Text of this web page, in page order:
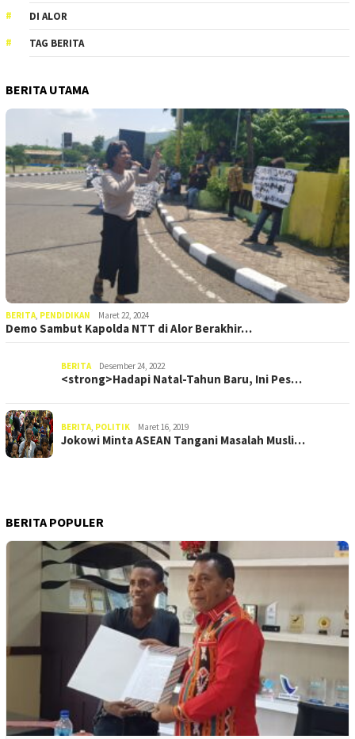
DI ALOR
TAG BERITA
BERITA UTAMA
BERITA, PENDIDIKAN Maret 22, 2024
Demo Sambut Kapolda NTT di Alor Berakhir…
BERITA Desember 24, 2022
<strong>Hadapi Natal-Tahun Baru, Ini Pes…
BERITA, POLITIK Maret 16, 2019
Jokowi Minta ASEAN Tangani Masalah Musli…
BERITA POPULER